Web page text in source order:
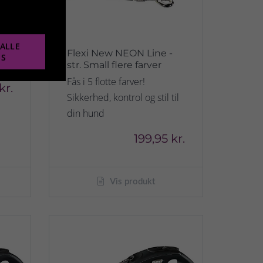
Flexi New NEON Line -
str. Small flere farver
Fås i 5 flotte farver!
Sikkerhed, kontrol og stil til
din hund
199,95 kr.
Vis produkt